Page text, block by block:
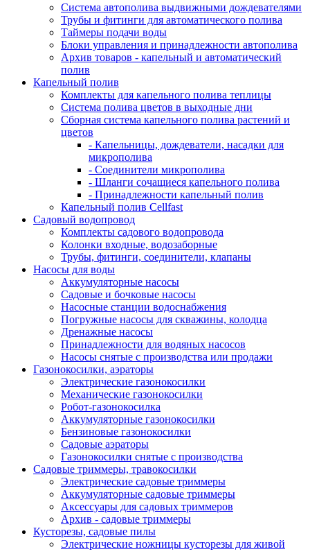
Система автополива выдвижными дождевателями
Трубы и фитинги для автоматического полива
Таймеры подачи воды
Блоки управления и принадлежности автополива
Архив товаров - капельный и автоматический
полив
Капельный полив
Комплекты для капельного полива теплицы
Система полива цветов в выходные дни
Сборная система капельного полива растений и
цветов
- Капельницы, дождеватели, насадки для
микрополива
- Соединители микрополива
- Шланги сочащиеся капельного полива
- Принадлежности капельный полив
Капельный полив Cellfast
Садовый водопровод
Комплекты садового водопровода
Колонки входные, водозаборные
Трубы, фитинги, соединители, клапаны
Насосы для воды
Аккумуляторные насосы
Садовые и бочковые насосы
Насосные станции водоснабжения
Погружные насосы для скважины, колодца
Дренажные насосы
Принадлежности для водяных насосов
Насосы снятые с производства или продажи
Газонокосилки, аэраторы
Электрические газонокосилки
Механические газонокосилки
Робот-газонокосилка
Аккумуляторные газонокосилки
Бензиновые газонокосилки
Садовые аэраторы
Газонокосилки снятые с производства
Садовые триммеры, травокосилки
Электрические садовые триммеры
Аккумуляторные садовые триммеры
Аксессуары для садовых триммеров
Архив - садовые триммеры
Кусторезы, садовые пилы
Электрические ножницы кусторезы для живой